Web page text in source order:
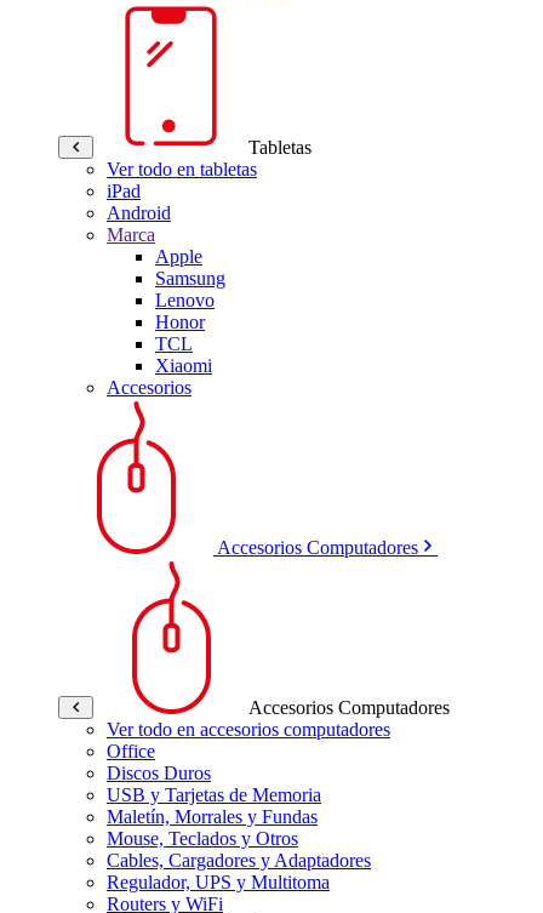
Tabletas
Ver todo en tabletas
iPad
Android
Marca
Apple
Samsung
Lenovo
Honor
TCL
Xiaomi
Accesorios
Accesorios Computadores
Accesorios Computadores
Ver todo en accesorios computadores
Office
Discos Duros
USB y Tarjetas de Memoria
Maletín, Morrales y Fundas
Mouse, Teclados y Otros
Cables, Cargadores y Adaptadores
Regulador, UPS y Multitoma
Routers y WiFi